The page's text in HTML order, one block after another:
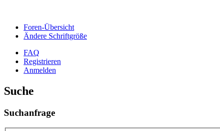
Foren-Übersicht
Ändere Schriftgröße
FAQ
Registrieren
Anmelden
Suche
Suchanfrage